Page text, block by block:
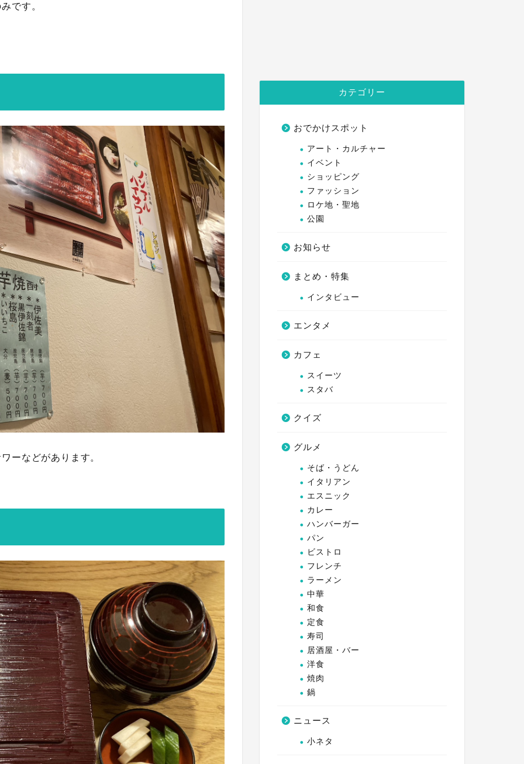
です。
ーなどがあります。
カテゴリー
おでかけスポット
アート・カルチャー
イベント
ショッピング
ファッション
ロケ地・聖地
公園
お知らせ
まとめ・特集
インタビュー
エンタメ
カフェ
スイーツ
スタバ
クイズ
グルメ
そば・うどん
イタリアン
エスニック
カレー
ハンバーガー
パン
ビストロ
フレンチ
ラーメン
中華
和食
定食
寿司
居酒屋・バー
洋食
焼肉
鍋
ニュース
小ネタ